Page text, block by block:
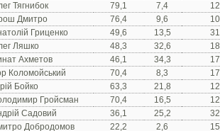
Тягнибок
79,1 7,4
Дмитро
76,4 9,6
Гриценко
49,6 13,5
Ляшко
48,3 32,6
Ахметов
46,1 34,3
Коломойський
70,4 8,3
Бойко
63,3 21,8
Гройсман
70,4 16,5
Садовий
36,1 25,2
Добродомов
22,2 2,6